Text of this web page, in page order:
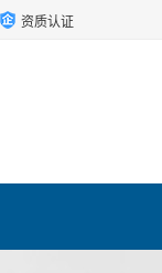
资质认证